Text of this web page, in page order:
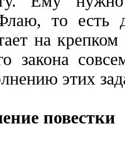
то есть
на
закона
этих
повестки